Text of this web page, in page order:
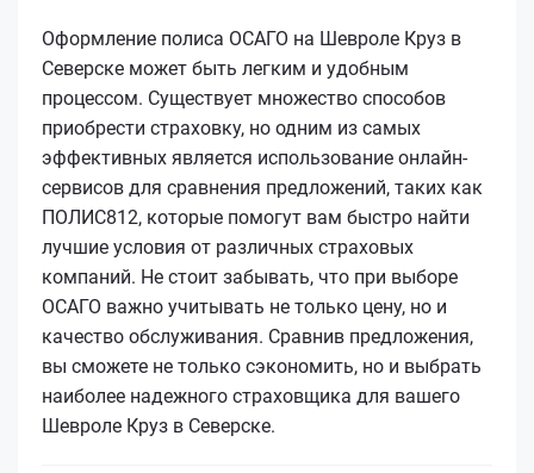
Оформление полиса ОСАГО на Шевроле Круз в
Северске может быть легким и удобным
процессом. Существует множество способов
приобрести страховку, но одним из самых
эффективных является использование онлайн-
сервисов для сравнения предложений, таких как
ПОЛИС812, которые помогут вам быстро найти
лучшие условия от различных страховых
компаний. Не стоит забывать, что при выборе
ОСАГО важно учитывать не только цену, но и
качество обслуживания. Сравнив предложения,
вы сможете не только сэкономить, но и выбрать
наиболее надежного страховщика для вашего
Шевроле Круз в Северске.